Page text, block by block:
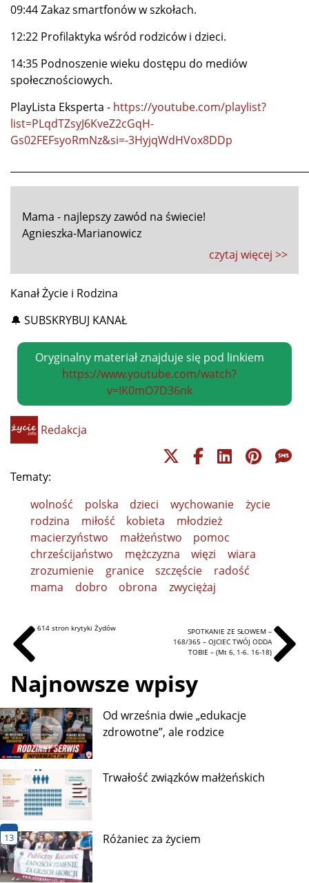
09:44 Zakaz smartfonów w szkołach.
12:22 Profilaktyka wśród rodziców i dzieci.
14:35 Podnoszenie wieku dostępu do mediów
społecznościowych.
PlayLista Eksperta - https://youtube.com/playlist?
list=PLqdTZsyJ6KveZ2cGqH-
Gs02FEFsyoRmNz&si=-3HyjqWdHVox8DDp
Mama - najlepszy zawód na świecie!
Agnieszka-Marianowicz
czytaj więcej >>
Kanał Życie i Rodzina
🔔 SUBSKRYBUJ KANAŁ
Oryginalny materiał znajduje się pod linkiem
https://www.youtube.com/watch?
v=IK0mO7D36nk
Redakcja
Tematy:
wolność
polska dzieci wychowanie
życie
rodzina
miłość kobieta
młodzież
macierzyństwo
małżeństwo
pomoc
chrześcijaństwo
mężczyzna więzi
wiara
zrozumienie
granice szczęście
radość
mama
dobro obrona zwyciężaj
614 stron krytyki Żydów
SPOTKANIE ZE SŁOWEM –
168/365 – OJCIEC TWÓJ ODDA
TOBIE – (Mt 6, 1-6. 16-18)
Najnowsze wpisy
Od września dwie „edukacje
zdrowotne”, ale rodzice
Trwałość związków małżeńskich
13 Różaniec za życiem